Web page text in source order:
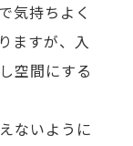
気持ちよく
ますが、入
空間にする
ないように